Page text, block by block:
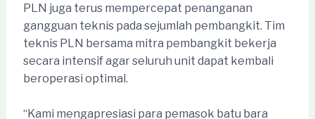
PLN juga terus mempercepat penanganan
gangguan teknis pada sejumlah pembangkit. Tim
teknis PLN bersama mitra pembangkit bekerja
secara intensif agar seluruh unit dapat kembali
beroperasi optimal.
“Kami mengapresiasi para pemasok batu bara